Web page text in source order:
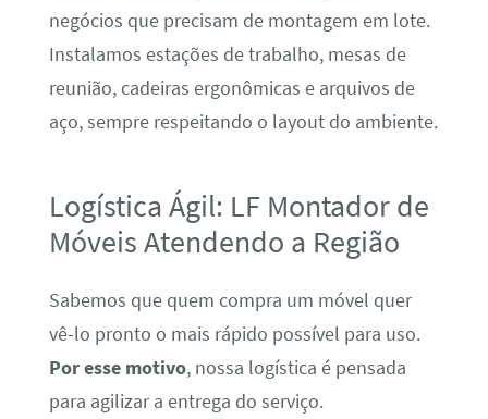
negócios que precisam de montagem em lote.
Instalamos estações de trabalho, mesas de
reunião, cadeiras ergonômicas e arquivos de
aço, sempre respeitando o layout do ambiente.
Logística Ágil: LF Montador de
Móveis Atendendo a Região
Sabemos que quem compra um móvel quer
vê-lo pronto o mais rápido possível para uso.
Por esse motivo, nossa logística é pensada
para agilizar a entrega do serviço.